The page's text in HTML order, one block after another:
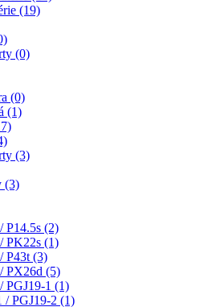
(19)
(0)
(0)
(1)
(3)
(3)
P14.5s (2)
PK22s (1)
P43t (3)
PX26d (5)
PGJ19-1 (1)
/ PGJ19-2 (1)